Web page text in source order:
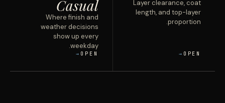
Layer clearance, coat
length, and top-layer
proportion.
OPEN
Casual
Where finish and
weather decisions
show up every
weekday.
OPEN